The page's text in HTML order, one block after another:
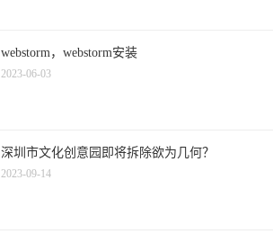
webstorm，webstorm安装
2023-06-03
深圳市文化创意园即将拆除欲为几何？
2023-09-14